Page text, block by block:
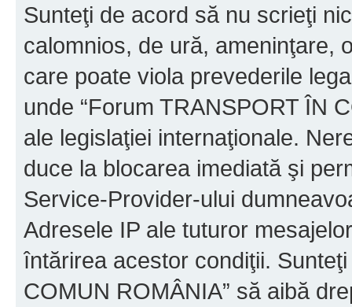
Sunteţi de acord să nu scrieţi
calomnios, de ură, ameninţare,
care poate viola prevederile
unde “Forum TRANSPORT ÎN
ale legislaţiei internaţionale.
duce la blocarea imediată şi
Service-Provider-ului
Adresele IP ale tuturor
întărirea acestor condiţii.
COMUN ROMÂNIA” să aibă